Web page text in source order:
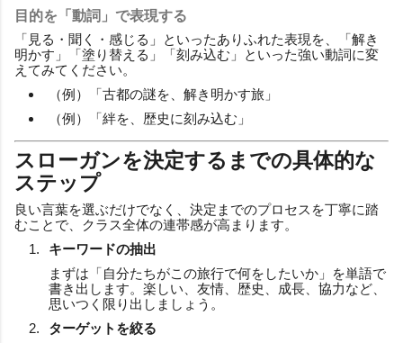
目的を「動詞」で表現する
「見る・聞く・感じる」といったありふれた表現を、「解き
明かす」「塗り替える」「刻み込む」といった強い動詞に変
えてみてください。
（例）「古都の謎を、解き明かす旅」
（例）「絆を、歴史に刻み込む」
スローガンを決定するまでの具体的な
ステップ
良い言葉を選ぶだけでなく、決定までのプロセスを丁寧に踏
むことで、クラス全体の連帯感が高まります。
キーワードの抽出
まずは「自分たちがこの旅行で何をしたいか」を単語で
書き出します。楽しい、友情、歴史、成長、協力など、
思いつく限り出しましょう。
ターゲットを絞る